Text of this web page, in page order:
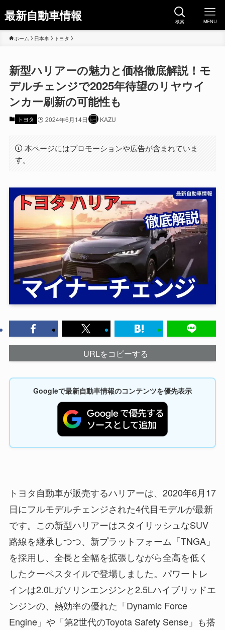
最新自動車情報 検索 MENU
ホーム 日本車 トヨタ
新型ハリアーの魅力と価格徹底解説！モ
デルチェンジで2025年待望のリヤウイ
ンカー刷新の可能性も
トヨタ 2024年6月14日 KAZU
本ページにはプロモーションや広告が含まれていま
す。
URLをコピーする
Googleで最新自動車情報のコンテンツを優先表示
トヨタ自動車が販売するハリアーは、2020年6月17
日にフルモデルチェンジされた4代目モデルが最新
です。この新型ハリアーはスタイリッシュなSUV
路線を継承しつつ、新プラットフォーム「TNGA」
を採用し、全長と全幅を拡張しながら全高を低く
したクーペスタイルで登場しました。パワートレ
インは2.0Lガソリンエンジンと2.5Lハイブリッドエ
ンジンの、熱効率の優れた「Dynamic Force
Engine」や「第2世代のToyota Safety Sense」も搭